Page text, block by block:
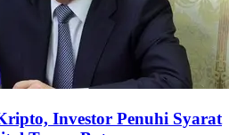
Investor Penuhi Syarat